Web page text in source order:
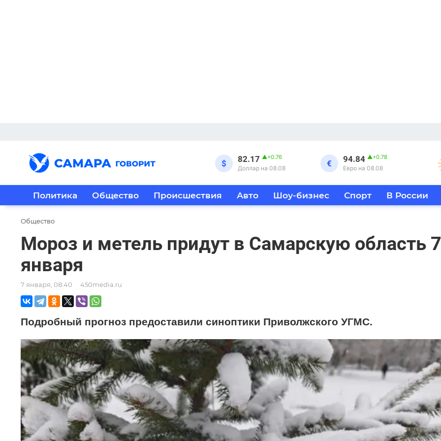
$ 82.17 ▲+0.76
Доллар на 08.08 € 94.84 ▲+0.78
Евро на 08.08
Политика Общество Происшествия Авто Шоу-бизнес Спорт В России
Общество
Мороз и метель придут в Самарскую область 7
января
7 января, 08:40 450media.ru
Подробный прогноз предоставили синоптики Приволжского УГМС.